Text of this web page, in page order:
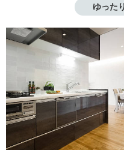
ゆった